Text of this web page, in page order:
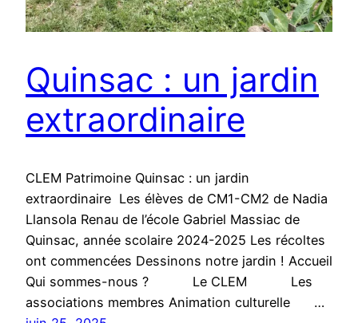
Quinsac : un jardin
extraordinaire
CLEM Patrimoine Quinsac : un jardin
extraordinaire Les élèves de CM1-CM2 de Nadia
Llansola Renau de l’école Gabriel Massiac de
Quinsac, année scolaire 2024-2025 Les récoltes
ont commencées Dessinons notre jardin ! Accueil
Qui sommes-nous ? Le CLEM Les
associations membres Animation culturelle …